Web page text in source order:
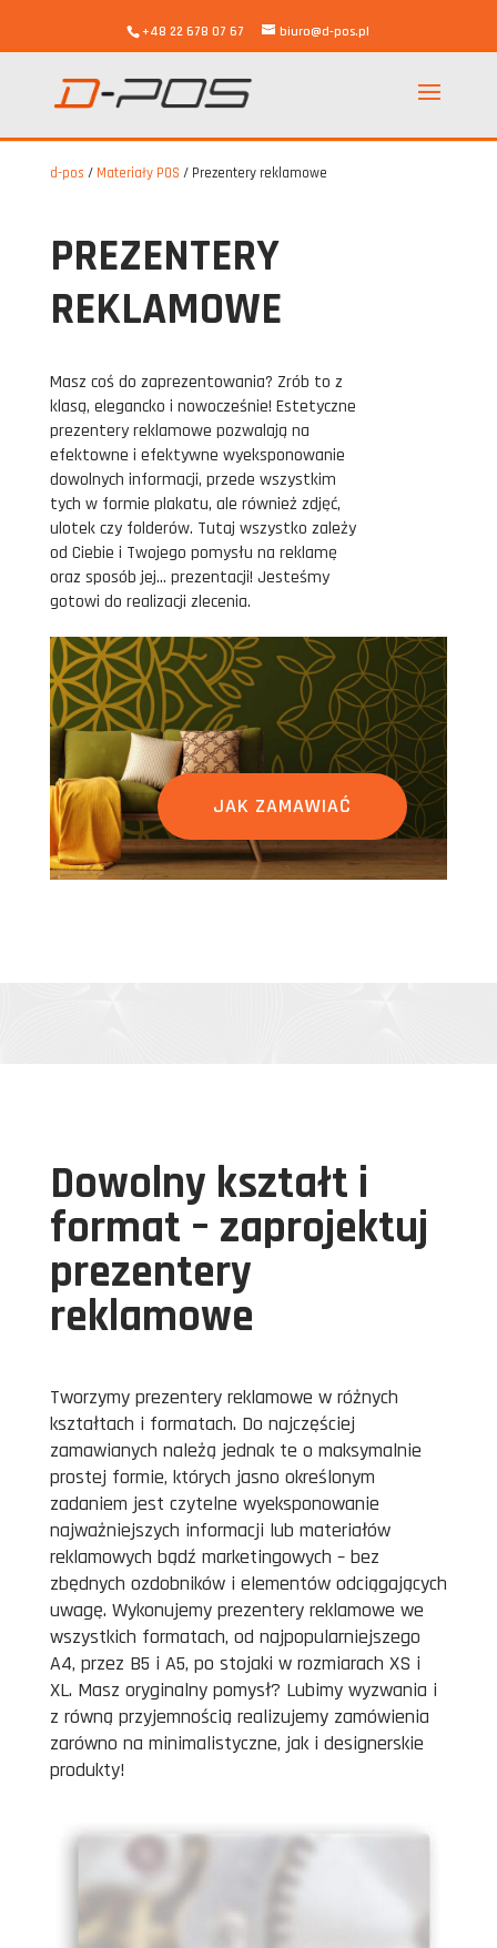
+48 22 678 07 67 biuro@d-pos.pl
d-pos / Materiały POS / Prezentery reklamowe
PREZENTERY
REKLAMOWE
Masz coś do zaprezentowania? Zrób to z
klasą, elegancko i nowocześnie! Estetyczne
prezentery reklamowe pozwalają na
efektowne i efektywne wyeksponowanie
dowolnych informacji, przede wszystkim
tych w formie plakatu, ale również zdjęć,
ulotek czy folderów. Tutaj wszystko zależy
od Ciebie i Twojego pomysłu na reklamę
oraz sposób jej... prezentacji! Jesteśmy
gotowi do realizacji zlecenia.
JAK ZAMAWIAĆ
Dowolny kształt i
format – zaprojektuj
prezentery
reklamowe
Tworzymy prezentery reklamowe w różnych
kształtach i formatach. Do najczęściej
zamawianych należą jednak te o maksymalnie
prostej formie, których jasno określonym
zadaniem jest czytelne wyeksponowanie
najważniejszych informacji lub materiałów
reklamowych bądź marketingowych – bez
zbędnych ozdobników i elementów odciągających
uwagę. Wykonujemy prezentery reklamowe we
wszystkich formatach, od najpopularniejszego
A4, przez B5 i A5, po stojaki w rozmiarach XS i
XL. Masz oryginalny pomysł? Lubimy wyzwania i
z równą przyjemnością realizujemy zamówienia
zarówno na minimalistyczne, jak i designerskie
produkty!